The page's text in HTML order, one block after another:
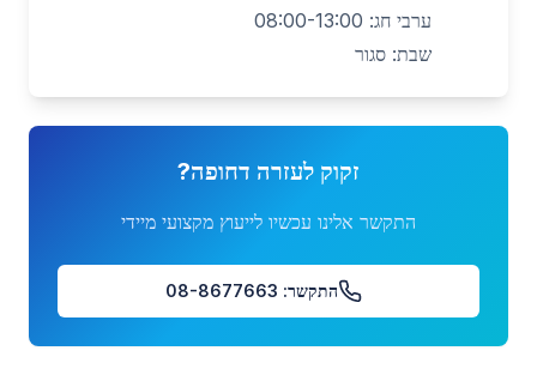
ערבי חג: 08:00-13:00
שבת: סגור
זקוק לעזרה דחופה?
התקשר אלינו עכשיו לייעוץ מקצועי מיידי
התקשר: 08-8677663